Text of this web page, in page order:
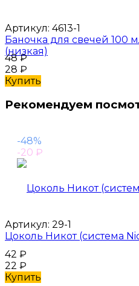
Артикул: 4613-1
Баночка для свечей 100
(низкая)
48₽
28 ₽
Купить
Рекомендуем
-48%
-20 ₽
Артикул: 29-1
Цоколь Никот (система
42 ₽
22 ₽
Купить